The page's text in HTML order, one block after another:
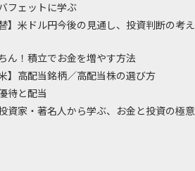
フェットに学ぶ
替】米ドル円今後の見通し、投資判断の考え
ん！積立でお金を増やす方法
米】高配当銘柄／高配当株の選び方
待と配当
資家・著名人から学ぶ、お金と投資の極意